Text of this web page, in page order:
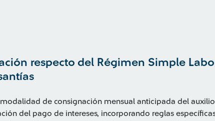
respecto del Régimen Simple
de consignación mensual anticipada del
del pago de intereses, incorporando reglas